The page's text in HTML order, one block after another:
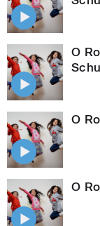
O
O
O